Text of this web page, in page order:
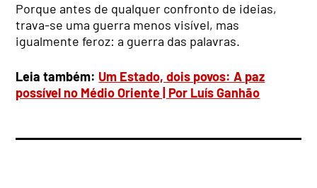
Porque antes de qualquer confronto de ideias,
trava-se uma guerra menos visível, mas
igualmente feroz: a guerra das palavras.
Leia também: Um Estado, dois povos: A paz
possível no Médio Oriente | Por Luís Ganhão